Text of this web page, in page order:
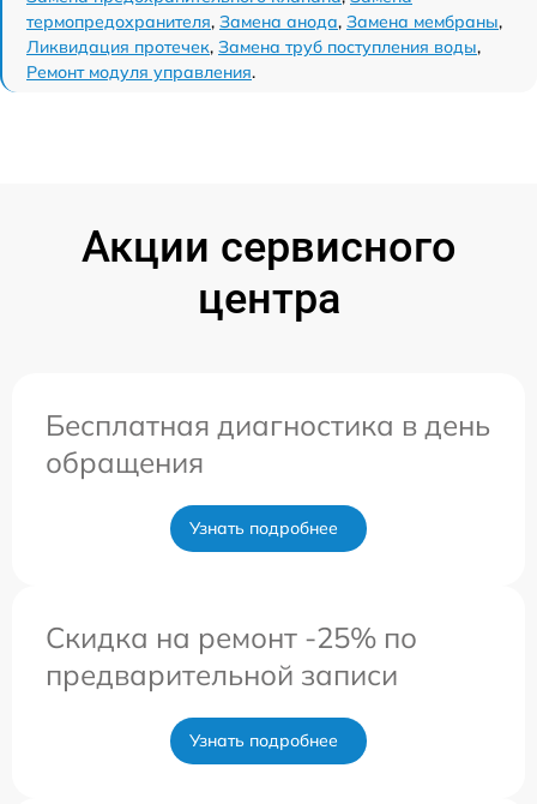
термопредохранителя, Замена анода, Замена мембраны,
Ликвидация протечек, Замена труб поступления воды,
Ремонт модуля управления.
Акции сервисного
центра
Бесплатная диагностика в день
обращения
Узнать подробнее
Скидка на ремонт -25% по
предварительной записи
Узнать подробнее